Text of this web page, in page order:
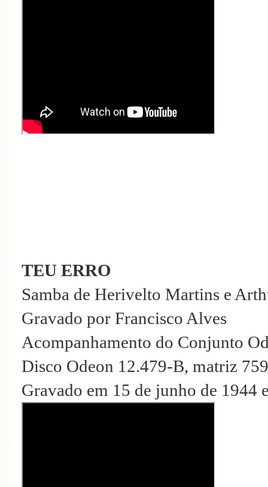
TEU ERRO
Samba de Herivelto Martins e
Gravado por Francisco Alves
Acompanhamento do Conjunto
Disco Odeon 12.479-B, matriz
Gravado em 15 de junho de 1944